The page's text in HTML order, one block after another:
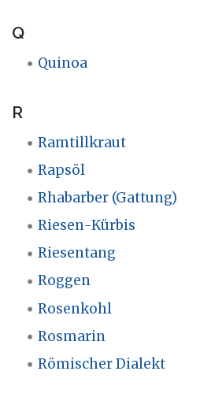
Q
Quinoa
R
Ramtillkraut
Rapsöl
Rhabarber (Gattung)
Riesen-Kürbis
Riesentang
Roggen
Rosenkohl
Rosmarin
Römischer Dialekt